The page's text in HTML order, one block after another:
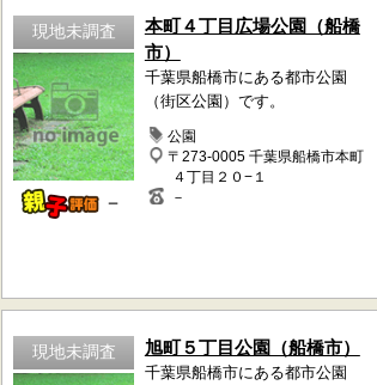
現地未調査
－
本町４丁目広場公園（船橋
市）
千葉県船橋市にある都市公園
（街区公園）です。
公園
〒273-0005 千葉県船橋市本町
４丁目２０−１
－
現地未調査 旭町５丁目公園（船橋市）
千葉県船橋市にある都市公園